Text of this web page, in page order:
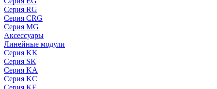
Серия RG
Серия CRG
Серия MG
Аксессуары
Линейные модули
Серия KK
Серия SK
Серия KA
Серия KC
Серия KE